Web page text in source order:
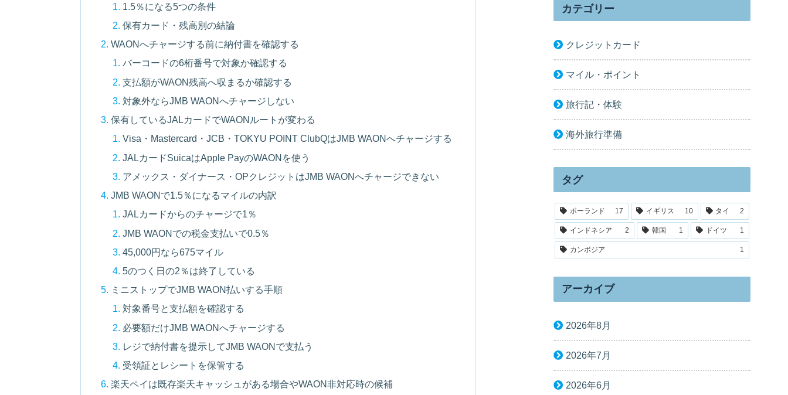
1.5％になる5つの条件
保有カード・残高別の結論
WAONへチャージする前に納付書を確認する
バーコードの6桁番号で対象か確認する
支払額がWAON残高へ収まるか確認する
対象外ならJMB WAONへチャージしない
保有しているJALカードでWAONルートが変わる
Visa・Mastercard・JCB・TOKYU POINT ClubQはJMB WAONへチャージする
JALカードSuicaはApple PayのWAONを使う
アメックス・ダイナース・OPクレジットはJMB WAONへチャージできない
JMB WAONで1.5％になるマイルの内訳
JALカードからのチャージで1％
JMB WAONでの税金支払いで0.5％
45,000円なら675マイル
5のつく日の2％は終了している
ミニストップでJMB WAON払いする手順
対象番号と支払額を確認する
必要額だけJMB WAONへチャージする
レジで納付書を提示してJMB WAONで支払う
受領証とレシートを保管する
楽天ペイは既存楽天キャッシュがある場合やWAON非対応時の候補
カテゴリー
クレジットカード
マイル・ポイント
旅行記・体験
海外旅行準備
タグ
ポーランド 17 イギリス 10 タイ 2
インドネシア 2 韓国 1 ドイツ 1
カンボジア 1
アーカイブ
2026年8月
2026年7月
2026年6月